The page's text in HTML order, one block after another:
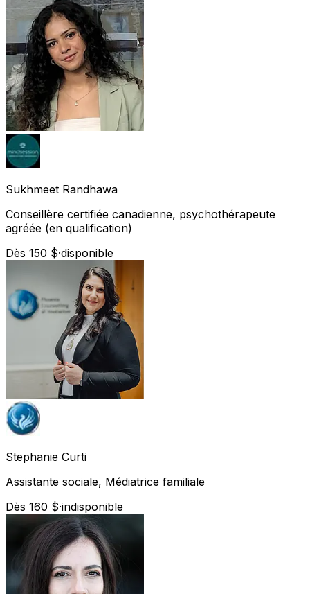
Sukhmeet Randhawa
Conseillère certifiée canadienne, psychothérapeute
agréée (en qualification)
Dès 150 $·disponible
Stephanie Curti
Assistante sociale, Médiatrice familiale
Dès 160 $·indisponible